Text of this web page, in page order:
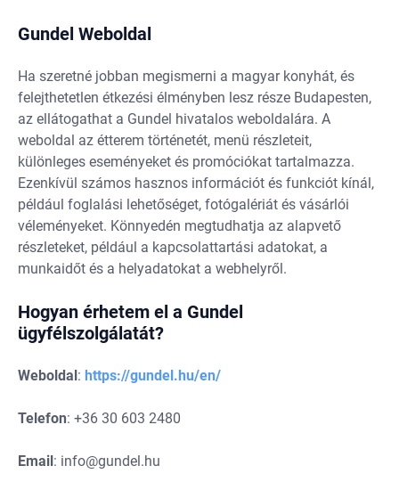
Gundel Weboldal
Ha szeretné jobban megismerni a magyar konyhát, és
felejthetetlen étkezési élményben lesz része Budapesten,
az ellátogathat a Gundel hivatalos weboldalára. A
weboldal az étterem történetét, menü részleteit,
különleges eseményeket és promóciókat tartalmazza.
Ezenkívül számos hasznos információt és funkciót kínál,
például foglalási lehetőséget, fotógalériát és vásárlói
véleményeket. Könnyedén megtudhatja az alapvető
részleteket, például a kapcsolattartási adatokat, a
munkaidőt és a helyadatokat a webhelyről.
Hogyan érhetem el a Gundel
ügyfélszolgálatát?
Weboldal: https://gundel.hu/en/
Telefon: +36 30 603 2480
Email: info@gundel.hu